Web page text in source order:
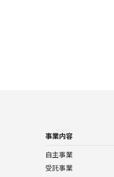
事業内容
自主事業
受託事業